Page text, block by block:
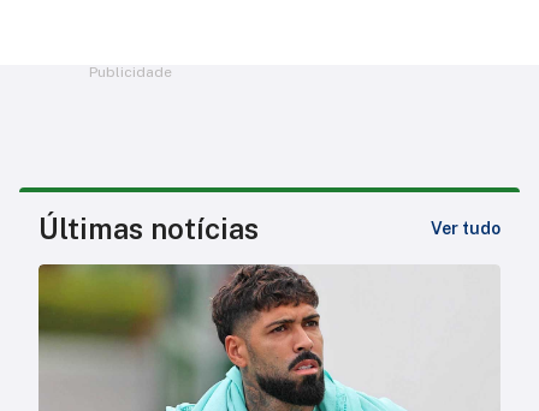
Publicidade
Últimas notícias Ver tudo